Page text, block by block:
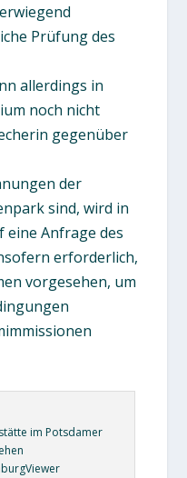
Prüfung des
allerdings in
noch nicht
gegenüber
der
sind, wird in
eine Anfrage des
erforderlich,
vorgesehen, um
im Potsdamer